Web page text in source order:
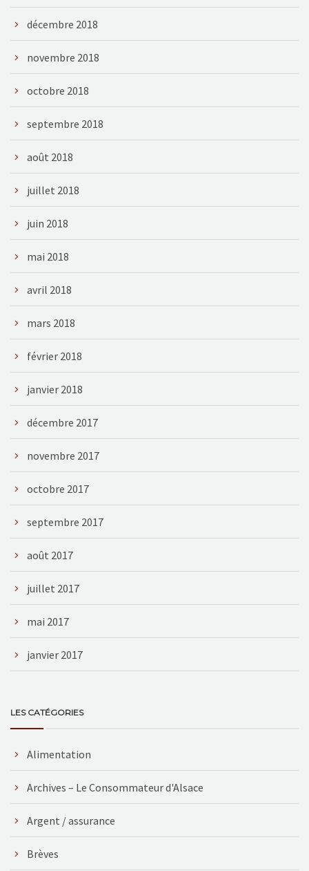
décembre 2018
novembre 2018
octobre 2018
septembre 2018
août 2018
juillet 2018
juin 2018
mai 2018
avril 2018
mars 2018
février 2018
janvier 2018
décembre 2017
novembre 2017
octobre 2017
septembre 2017
août 2017
juillet 2017
mai 2017
janvier 2017
LES CATÉGORIES
Alimentation
Archives – Le Consommateur d'Alsace
Argent / assurance
Brèves